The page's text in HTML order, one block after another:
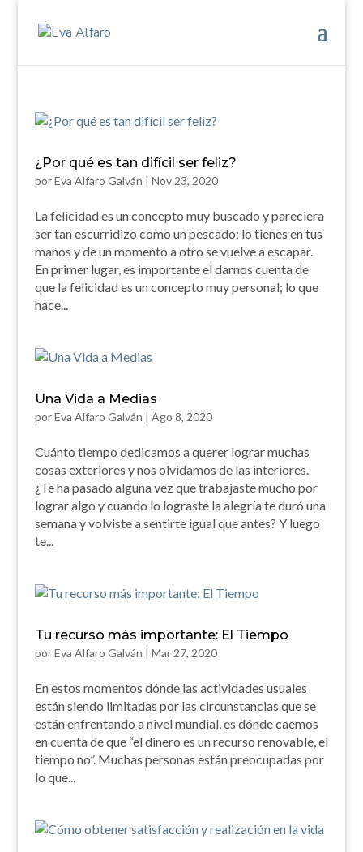
¿Por qué es tan difícil ser feliz?
porEva Alfaro Galván | Nov 23, 2020
La felicidad es un concepto muy buscado y pareciera
ser tan escurridizo como un pescado; lo tienes en tus
manos y de un momento a otro se vuelve a escapar.
En primer lugar, es importante el darnos cuenta de
que la felicidad es un concepto muy personal; lo que
hace...
Una Vida a Medias
porEva Alfaro Galván | Ago 8, 2020
Cuánto tiempo dedicamos a querer lograr muchas
cosas exteriores y nos olvidamos de las interiores.
¿Te ha pasado alguna vez que trabajaste mucho por
lograr algo y cuando lo lograste la alegría te duró una
semana y volviste a sentirte igual que antes? Y luego
te...
Tu recurso más importante: El Tiempo
porEva Alfaro Galván | Mar 27, 2020
En estos momentos dónde las actividades usuales
están siendo limitadas por las circunstancias que se
están enfrentando a nivel mundial, es dónde caemos
en cuenta de que “el dinero es un recurso renovable, el
tiempo no”. Muchas personas están preocupadas por
lo que...